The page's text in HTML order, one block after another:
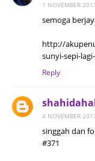
1 NOVEMBER
semoga
http://
sunyi-sepi-
Reply
4 NOVEMBER
singgah dan
#371